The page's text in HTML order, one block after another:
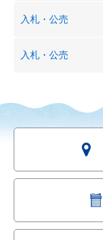
入札・公売
入札・公売